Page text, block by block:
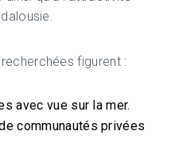
figurent :
avec vue sur la mer.
communautés privées